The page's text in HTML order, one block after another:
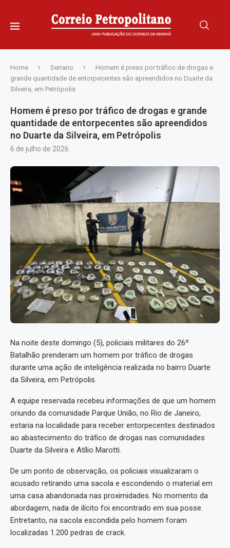
Home Serrano
Homem é preso por tráfico de drogas e
grande quantidade de entorpecentes são apreendidos no Duarte da
Silveira, em Petrópolis
Homem é preso por tráfico de drogas e grande
quantidade de entorpecentes são apreendidos
no Duarte da Silveira, em Petrópolis
6 de julho de 2026
Na noite deste domingo (5), policiais militares do 26º
Batalhão prenderam um homem por tráfico de drogas
durante uma ação de inteligência realizada no bairro Duarte
da Silveira, em Petrópolis.
A equipe reservada recebeu informações de que um homem
oriundo da comunidade Parque União, no Rio de Janeiro,
estaria na localidade para receber entorpecentes destinados
ao abastecimento do tráfico de drogas nas comunidades
Duarte da Silveira e Atílio Marotti.
De um ponto de observação, os policiais visualizaram o
acusado retirando uma sacola e escondendo o material em
uma casa abandonada nas proximidades. No momento da
abordagem, nada de ilícito foi encontrado em sua posse.
Entretanto, na sacola escondida pelo homem foram
localizadas 1.200 pedras de crack.